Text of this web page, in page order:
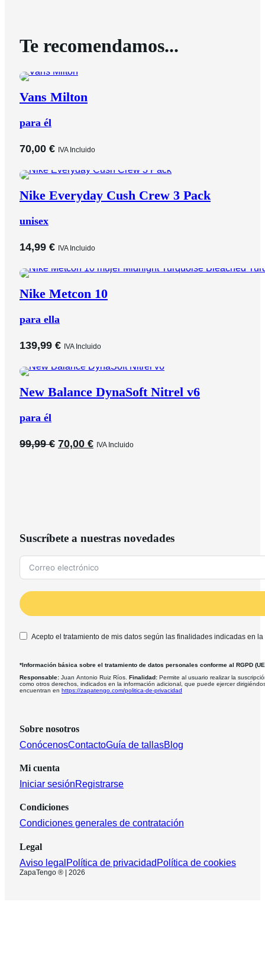
Te recomendamos...
Vans Milton
para él
70,00 € IVA Incluido
Nike Everyday Cush Crew 3 Pack
unisex
14,99 € IVA Incluido
Nike Metcon 10
para ella
139,99 € IVA Incluido
New Balance DynaSoft Nitrel v6
para él
99,99€ El
70,00 €ElIVA Incluido
Suscríbete a nuestras novedades
Acepto el tratamiento de mis datos según las finalidades indicadas en
*Información básica sobre el tratamiento de datos personales conforme al RGPD
Responsable: Juan Antonio Ruiz Ríos. Finalidad: Permite al usuario realizar la
como otros derechos, indicados en la información adicional, que puede ejercer
encuentran en https://zapatengo.com/politica-de-privacidad
Sobre nosotros
ConócenosContactoGuía de tallasBlog
Mi cuenta
Iniciar sesiónRegistrarse
Condiciones
Condiciones generales de contratación
Legal
Aviso legal Política de privacidad Política de cookies
ZapaTengo ® | 2026